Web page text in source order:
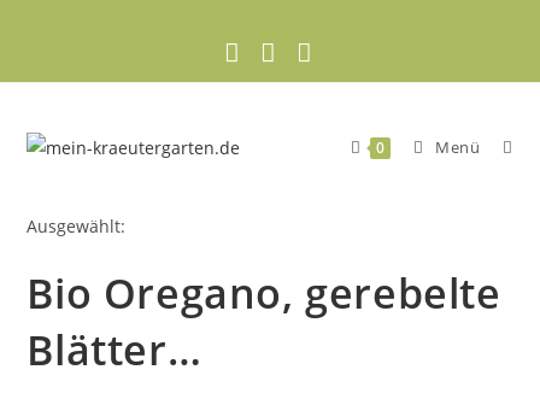
0 Menü
Ausgewählt:
Bio Oregano, gerebelte
Blätter…